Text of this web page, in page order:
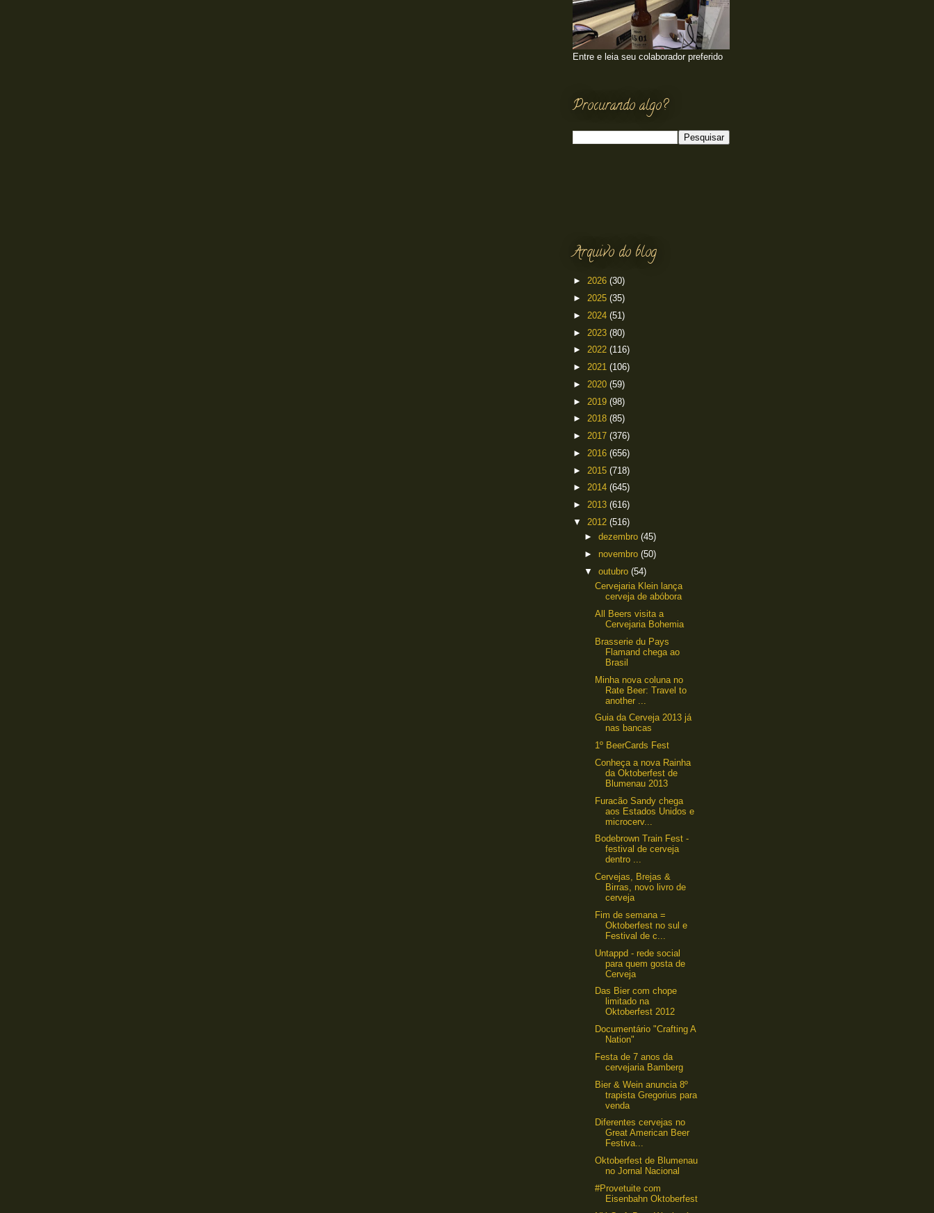
Entre e leia seu colaborador preferido
Procurando algo?
Arquivo do blog
► 2026 (30)
► 2025 (35)
► 2024 (51)
► 2023 (80)
► 2022 (116)
► 2021 (106)
► 2020 (59)
► 2019 (98)
► 2018 (85)
► 2017 (376)
► 2016 (656)
► 2015 (718)
► 2014 (645)
► 2013 (616)
▼ 2012 (516)
► dezembro (45)
► novembro (50)
▼ outubro (54)
Cervejaria Klein lança
cerveja de abóbora
All Beers visita a
Cervejaria Bohemia
Brasserie du Pays
Flamand chega ao
Brasil
Minha nova coluna no
Rate Beer: Travel to
another ...
Guia da Cerveja 2013 já
nas bancas
1º BeerCards Fest
Conheça a nova Rainha
da Oktoberfest de
Blumenau 2013
Furacão Sandy chega
aos Estados Unidos e
microcerv...
Bodebrown Train Fest -
festival de cerveja
dentro ...
Cervejas, Brejas &
Birras, novo livro de
cerveja
Fim de semana =
Oktoberfest no sul e
Festival de c...
Untappd - rede social
para quem gosta de
Cerveja
Das Bier com chope
limitado na
Oktoberfest 2012
Documentário "Crafting A
Nation"
Festa de 7 anos da
cervejaria Bamberg
Bier & Wein anuncia 8º
trapista Gregorius para
venda
Diferentes cervejas no
Great American Beer
Festiva...
Oktoberfest de Blumenau
no Jornal Nacional
#Provetuite com
Eisenbahn Oktoberfest